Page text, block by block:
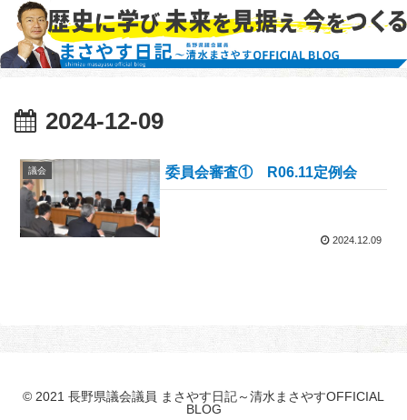
2024-12-09
議会 委員会審査① R06.11定例会
2024.12.09
© 2021 長野県議会議員 まさやす日記～清水まさやすOFFICIAL
BLOG